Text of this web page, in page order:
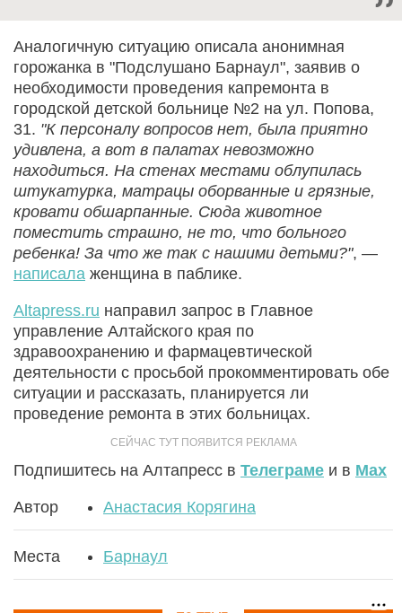
Аналогичную ситуацию описала анонимная
горожанка в "Подслушано Барнаул", заявив о
необходимости проведения капремонта в
городской детской больнице №2 на ул. Попова,
31. "К персоналу вопросов нет, была приятно
удивлена, а вот в палатах невозможно
находиться. На стенах местами облупилась
штукатурка, матрацы оборванные и грязные,
кровати обшарпанные. Сюда животное
поместить страшно, не то, что больного
ребенка! За что же так с нашими детьми?", —
написала женщина в паблике.
Altapress.ru направил запрос в Главное
управление Алтайского края по
здравоохранению и фармацевтической
деятельности с просьбой прокомментировать обе
ситуации и рассказать, планируется ли
проведение ремонта в этих больницах.
Подпишитесь на Алтапресс в Телеграме и в Max
Автор Анастасия Корягина
Места Барнаул